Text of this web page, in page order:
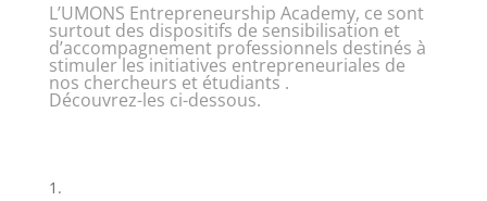
L’UMONS Entrepreneurship Academy, ce sont
surtout des dispositifs de sensibilisation et
d’accompagnement professionnels destinés à
stimuler les initiatives entrepreneuriales de
nos chercheurs et étudiants .
Découvrez-les ci-dessous.